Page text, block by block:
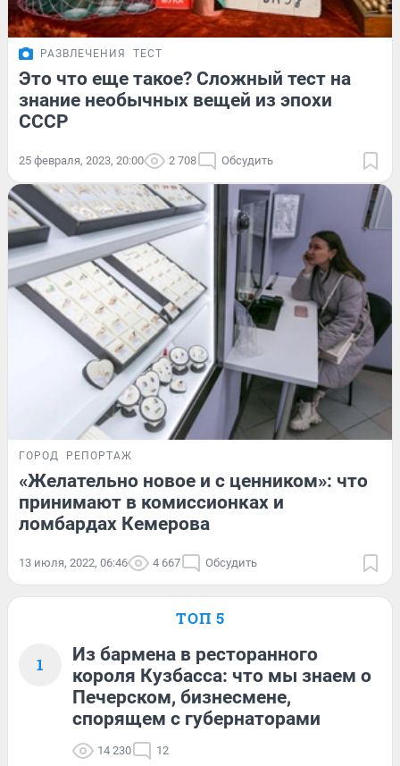
РАЗВЛЕЧЕНИЯ ТЕСТ
Это что еще такое? Сложный тест на
знание необычных вещей из эпохи
СССР
25 февраля, 2023, 20:00 2 708 Обсудить
ГОРОД РЕПОРТАЖ
«Желательно новое и с ценником»: что
принимают в комиссионках и
ломбардах Кемерова
13 июля, 2022, 06:46 4 667 Обсудить
ТОП 5
1
Из бармена в ресторанного
короля Кузбасса: что мы знаем о
Печерском, бизнесмене,
спорящем с губернаторами
14 230 12